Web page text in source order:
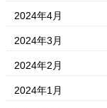
2024年4月
2024年3月
2024年2月
2024年1月